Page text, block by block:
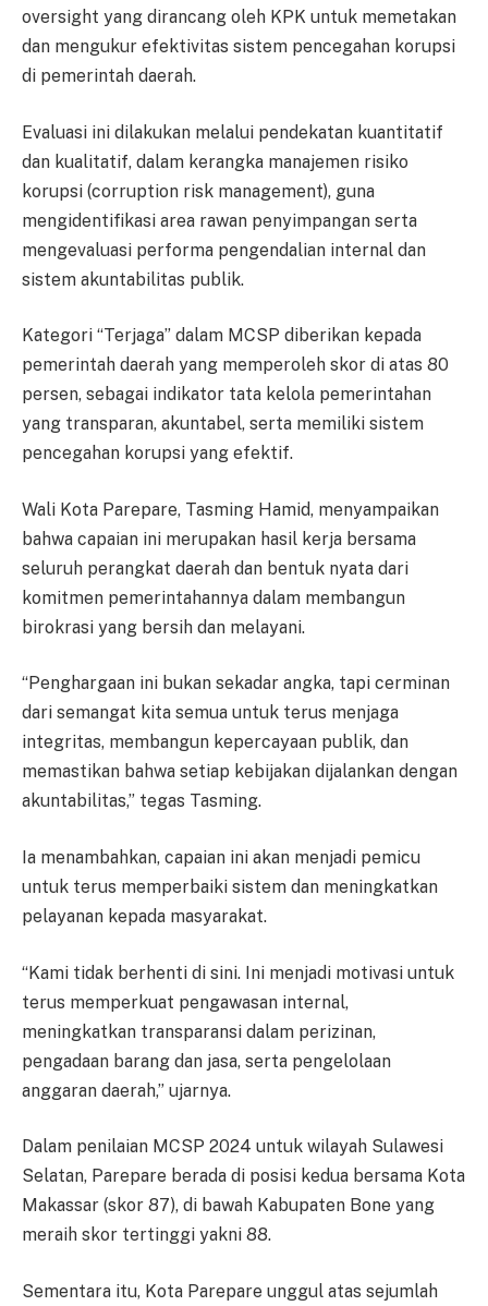
oversight yang dirancang oleh KPK untuk memetakan
dan mengukur efektivitas sistem pencegahan korupsi
di pemerintah daerah.
Evaluasi ini dilakukan melalui pendekatan kuantitatif
dan kualitatif, dalam kerangka manajemen risiko
korupsi (corruption risk management), guna
mengidentifikasi area rawan penyimpangan serta
mengevaluasi performa pengendalian internal dan
sistem akuntabilitas publik.
Kategori “Terjaga” dalam MCSP diberikan kepada
pemerintah daerah yang memperoleh skor di atas 80
persen, sebagai indikator tata kelola pemerintahan
yang transparan, akuntabel, serta memiliki sistem
pencegahan korupsi yang efektif.
Wali Kota Parepare, Tasming Hamid, menyampaikan
bahwa capaian ini merupakan hasil kerja bersama
seluruh perangkat daerah dan bentuk nyata dari
komitmen pemerintahannya dalam membangun
birokrasi yang bersih dan melayani.
“Penghargaan ini bukan sekadar angka, tapi cerminan
dari semangat kita semua untuk terus menjaga
integritas, membangun kepercayaan publik, dan
memastikan bahwa setiap kebijakan dijalankan dengan
akuntabilitas,” tegas Tasming.
Ia menambahkan, capaian ini akan menjadi pemicu
untuk terus memperbaiki sistem dan meningkatkan
pelayanan kepada masyarakat.
“Kami tidak berhenti di sini. Ini menjadi motivasi untuk
terus memperkuat pengawasan internal,
meningkatkan transparansi dalam perizinan,
pengadaan barang dan jasa, serta pengelolaan
anggaran daerah,” ujarnya.
Dalam penilaian MCSP 2024 untuk wilayah Sulawesi
Selatan, Parepare berada di posisi kedua bersama Kota
Makassar (skor 87), di bawah Kabupaten Bone yang
meraih skor tertinggi yakni 88.
Sementara itu, Kota Parepare unggul atas sejumlah